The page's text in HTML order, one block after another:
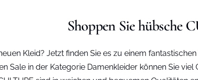
Shoppen Sie hübsche
Kleid? Jetzt finden Sie es zu einem
Sale in der Kategorie Damenkleider können Sie